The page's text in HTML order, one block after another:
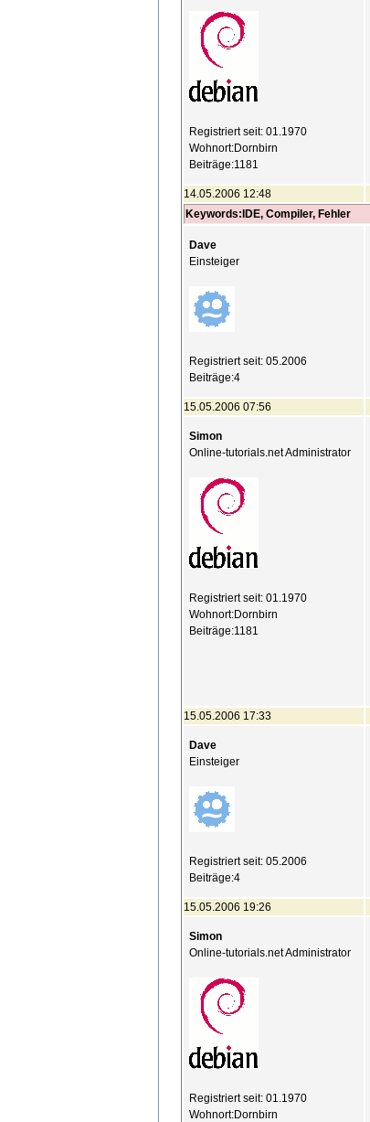
Registriert seit: 01.1970
Wohnort:Dornbirn
Beiträge:1181
14.05.2006 12:48
Keywords:IDE, Compiler, Fehler
Dave
Einsteiger
Registriert seit: 05.2006
Beiträge:4
15.05.2006 07:56
Simon
Online-tutorials.net Administrator
Registriert seit: 01.1970
Wohnort:Dornbirn
Beiträge:1181
15.05.2006 17:33
Dave
Einsteiger
Registriert seit: 05.2006
Beiträge:4
15.05.2006 19:26
Simon
Online-tutorials.net Administrator
Registriert seit: 01.1970
Wohnort:Dornbirn